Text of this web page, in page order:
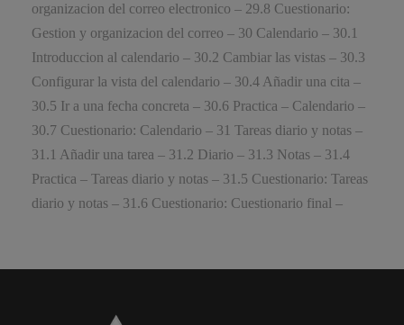
organizacion del correo electronico – 29.8 Cuestionario:
Gestion y organizacion del correo – 30 Calendario – 30.1
Introduccion al calendario – 30.2 Cambiar las vistas – 30.3
Configurar la vista del calendario – 30.4 Añadir una cita –
30.5 Ir a una fecha concreta – 30.6 Practica – Calendario –
30.7 Cuestionario: Calendario – 31 Tareas diario y notas –
31.1 Añadir una tarea – 31.2 Diario – 31.3 Notas – 31.4
Practica – Tareas diario y notas – 31.5 Cuestionario: Tareas
diario y notas – 31.6 Cuestionario: Cuestionario final –